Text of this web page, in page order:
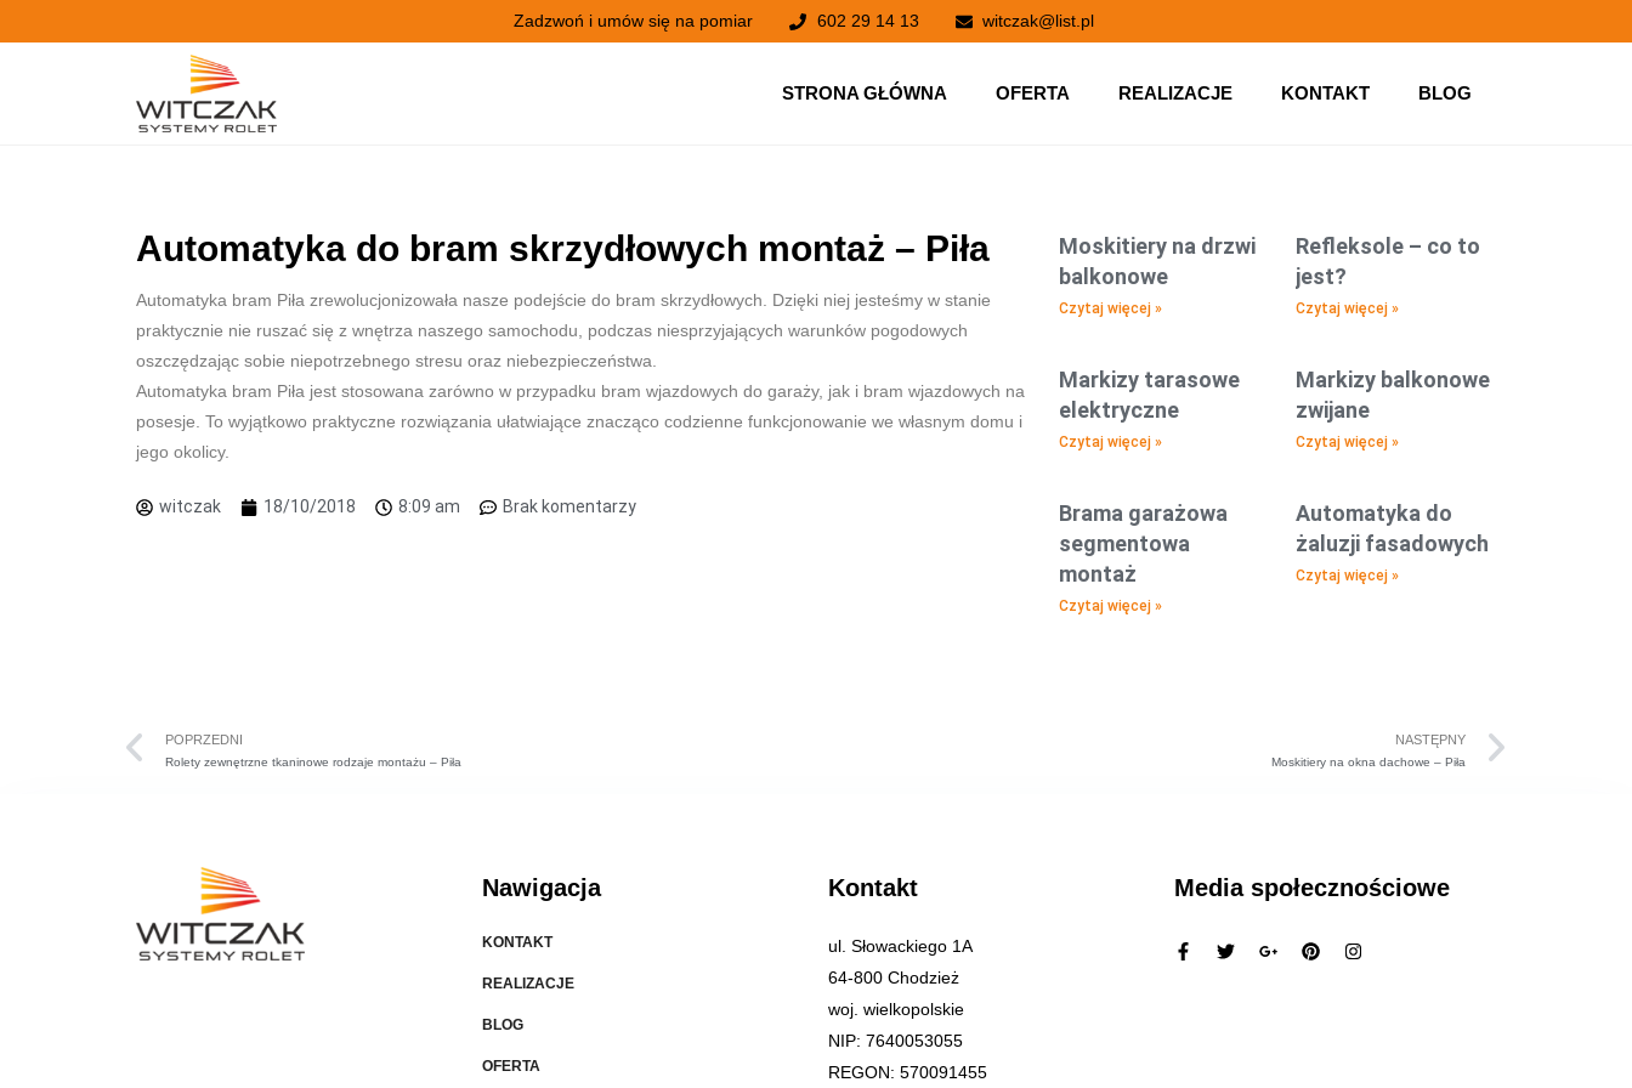
Zadzwoń i umów się na pomiar 602 29 14 13 witczak@list.pl
STRONA GŁÓWNA OFERTA REALIZACJE KONTAKT BLOG
Automatyka do bram skrzydłowych montaż – Piła
Automatyka bram Piła zrewolucjonizowała nasze podejście do bram skrzydłowych. Dzięki niej jesteśmy w stanie
praktycznie nie ruszać się z wnętrza naszego samochodu, podczas niesprzyjających warunków pogodowych
oszczędzając sobie niepotrzebnego stresu oraz niebezpieczeństwa.
Automatyka bram Piła jest stosowana zarówno w przypadku bram wjazdowych do garaży, jak i bram wjazdowych na
posesje. To wyjątkowo praktyczne rozwiązania ułatwiające znacząco codzienne funkcjonowanie we własnym domu i
jego okolicy.
witczak 18/10/2018 8:09 am Brak komentarzy
Moskitiery na drzwi
balkonowe
Czytaj więcej »
Refleksole – co to
jest?
Czytaj więcej »
Markizy tarasowe
elektryczne
Czytaj więcej »
Markizy balkonowe
zwijane
Czytaj więcej »
Brama garażowa
segmentowa
montaż
Czytaj więcej »
Automatyka do
żaluzji fasadowych
Czytaj więcej »
POPRZEDNI
Rolety zewnętrzne tkaninowe rodzaje montażu – Piła
NASTĘPNY
Moskitiery na okna dachowe – Piła
Nawigacja
KONTAKT
REALIZACJE
BLOG
OFERTA
Kontakt
ul. Słowackiego 1A
64-800 Chodzież
woj. wielkopolskie
NIP: 7640053055
REGON: 570091455
Media społecznościowe